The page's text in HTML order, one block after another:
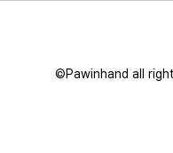
©Pawinhand all